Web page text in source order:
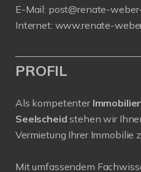
E-Mail: post@renate-
Internet: www.renate-
PROFIL
Als kompetenter
Seelscheidstehen wir
Vermietung Ihrer Immobilie
Mit umfassendem